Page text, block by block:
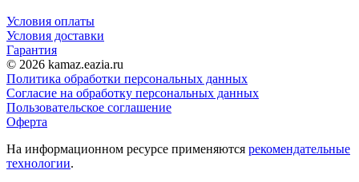
Условия оплаты
Условия доставки
Гарантия
© 2026 kamaz.eazia.ru
Политика обработки персональных данных
Согласие на обработку персональных данных
Пользовательское соглашение
Оферта
На информационном ресурсе применяются рекомендательные
технологии.